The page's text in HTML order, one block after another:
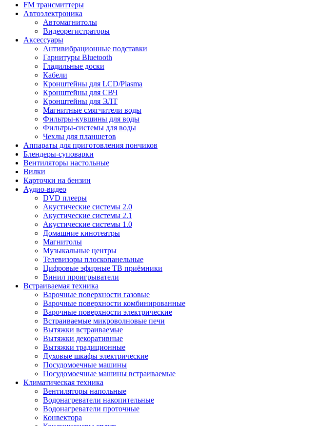
FM трансмиттеры
Автоэлектроника
Автомагнитолы
Видеорегистраторы
Аксессуары
Антивибрационные подставки
Гарнитуры Bluetooth
Гладильные доски
Кабели
Кронштейны для LCD/Plasma
Кронштейны для СВЧ
Кронштейны для ЭЛТ
Магнитные смягчители воды
Фильтры-кувшины для воды
Фильтры-системы для воды
Чехлы для планшетов
Аппараты для приготовления пончиков
Блендеры-суповарки
Вентиляторы настольные
Вилки
Карточки на бензин
Аудио-видео
DVD плееры
Акустические системы 2.0
Акустические системы 2.1
Акустические системы 1.0
Домашние кинотеатры
Магнитолы
Музыкальные центры
Телевизоры плоскопанельные
Цифровые эфирные ТВ приёмники
Винил проигрыватели
Встраиваемая техника
Варочные поверхности газовые
Варочные поверхности комбинированные
Варочные поверхности электрические
Встраиваемые микроволновые печи
Вытяжки встраиваемые
Вытяжки декоративные
Вытяжки традиционные
Духовые шкафы электрические
Посудомоечные машины
Посудомоечные машины встраиваемые
Климатическая техника
Вентиляторы напольные
Водонагреватели накопительные
Водонагреватели проточные
Конвектора